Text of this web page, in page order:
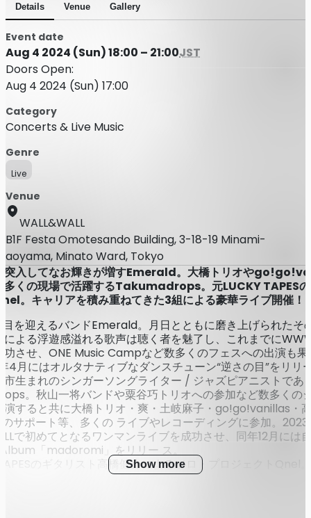
Details Venue Gallery
Event date
Aug 4 2024 (Sun) 18:00 – 21:00JST
Doors Open:
Aug 4 2024 (Sun) 17:00
Category
Concerts & Live Music
Genre
Live
Venue
WALL&WALL
B1F Festa Omotesando Building, 3-18-19 Minami-
aoyama, Minato Ward, Tokyo
突入してなお輝きが増すEmerald。大橋トリオや
多くの現場で活躍するTakumadrops。元LUCKY TAPES
。キャリアを積み重ねてきた3組による豪華ライブ開催！
目を迎えるバンドEmerald。月日とともに磨き上げられたそ
による浮遊感溢れる歌声は聴く者を魅了し、これまでに
功させ、ONE Music Campなど数多くのフェスへの出演も
4月にはオルタナティブなダンスチューン“逆さの目”をリリ
市生まれのシンガーソングライター / ジャズピアニストであ
。秋山一将バンドや粟谷巧トリオへの参加など数多くの
演すると共に大橋トリオ・爽・土岐麻子・go!go!vanillas・
サポート等、多くの ライブやレコーディングに参加。2023
で初めてとなるワンマンライブを成功させ、同年12月には
「madoromi」をリリー ス。
のギタリスト高橋健介によるソロ・プロジェクトQnel。
FIVE NEW OLD）や井上惇志（showmore）、宮川純（
Show more